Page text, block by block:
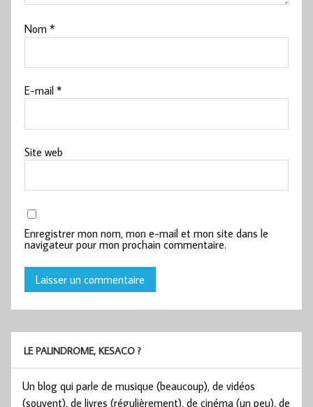
Nom*
E-mail*
Site web
Enregistrer mon nom, mon e-mail et mon site dans le
navigateur pour mon prochain commentaire.
LE PALINDROME, KESACO ?
Un blog qui parle de musique (beaucoup), de vidéos
(souvent), de livres (régulièrement), de cinéma (un peu), de